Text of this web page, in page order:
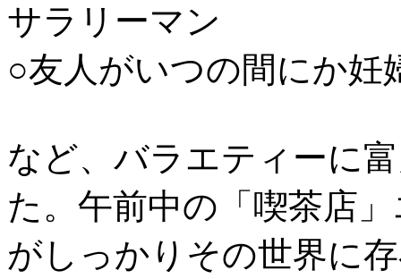
サラリーマン
○友人がいつの間にか妊
など、バラエティーに
た。午前中の「喫茶店
がしっかりその世界に